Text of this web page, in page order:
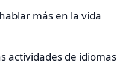
más en la vida
actividades de idiomas